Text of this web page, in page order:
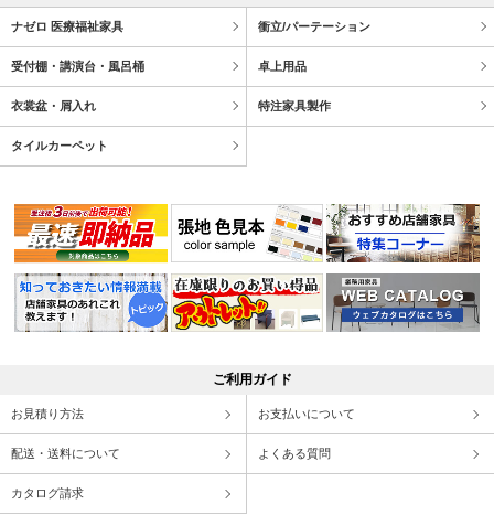
ナゼロ 医療福祉家具 衝立/パーテーション
受付棚・講演台・風呂桶 卓上用品
衣裳盆・屑入れ 特注家具製作
タイルカーペット
ご利用ガイド
お見積り方法 お支払いについて
配送・送料について よくある質問
カタログ請求